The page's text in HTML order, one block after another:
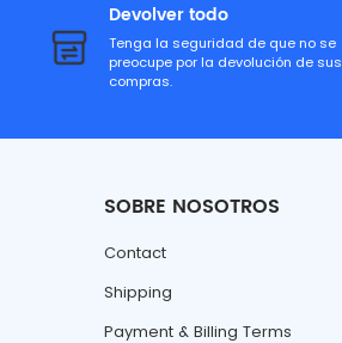
Devolver todo
Tenga la seguridad de que no se
preocupe por la devolución de sus
compras.
SOBRE NOSOTROS
Contact
Shipping
Payment & Billing Terms